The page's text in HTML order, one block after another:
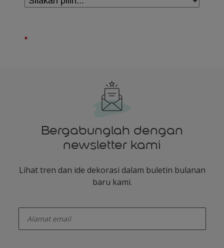
Bergabunglah dengan
newsletter kami
Lihat tren dan ide dekorasi dalam buletin bulanan
baru kami.